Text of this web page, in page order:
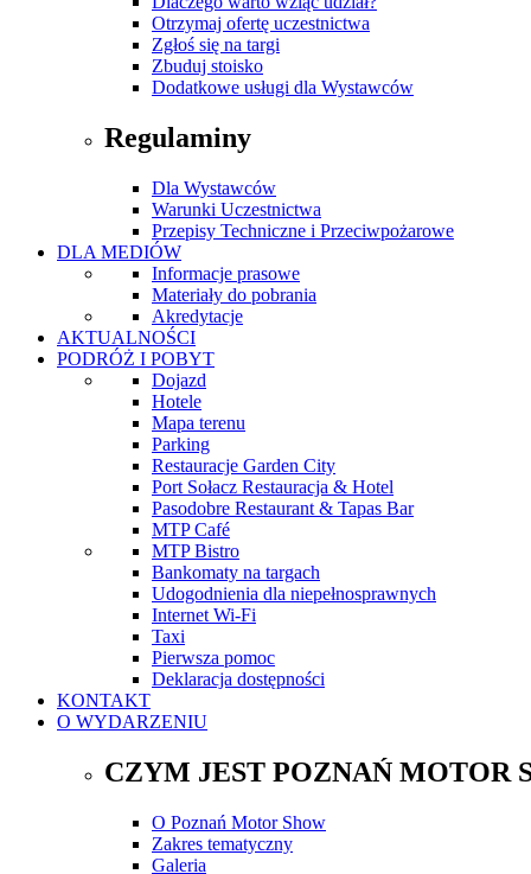
Otrzymaj ofertę uczestnictwa
Zgłoś się na targi
Zbuduj stoisko
Dodatkowe usługi dla Wystawców
Regulaminy
Dla Wystawców
Warunki Uczestnictwa
Przepisy Techniczne i Przeciwpożarowe
DLA MEDIÓW
Informacje prasowe
Materiały do pobrania
Akredytacje
AKTUALNOŚCI
PODRÓŻ I POBYT
Dojazd
Hotele
Mapa terenu
Parking
Restauracje Garden City
Port Sołacz Restauracja & Hotel
Pasodobre Restaurant & Tapas Bar
MTP Café
MTP Bistro
Bankomaty na targach
Udogodnienia dla niepełnosprawnych
Internet Wi-Fi
Taxi
Pierwsza pomoc
Deklaracja dostępności
KONTAKT
O WYDARZENIU
CZYM JEST POZNAŃ MOTOR
O Poznań Motor Show
Zakres tematyczny
Galeria